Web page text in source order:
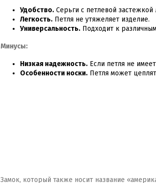
Удобство. Серьги с петлевой застежкой
Легкость. Петля не утяжеляет изделие.
Универсальность. Подходит к
Минусы:
Низкая надежность. Если петля не
Особенности носки. Петля может
Замок, который также носит название